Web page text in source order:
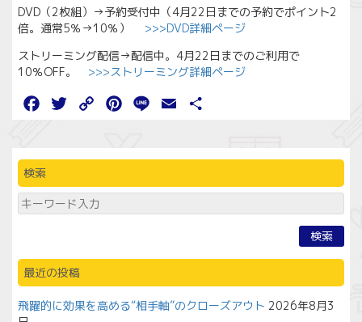
DVD（2枚組）→予約受付中（4月22日までの予約でポイント2
倍。通常5％→10％）
>>>DVD詳細ページ
ストリーミング配信→配信中。4月22日までのご利用で
10％OFF。 >>>ストリーミング詳細ページ
FacebookTwitter
Copy
Pinterest
Line Email
検索
検索
最近の投稿
飛躍的に効果を高める“相手軸”のクローズアウト 2026年8月3